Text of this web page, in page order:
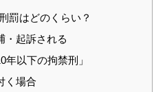
罰はどのくらい？
・起訴される
以下の拘禁刑」
く場合